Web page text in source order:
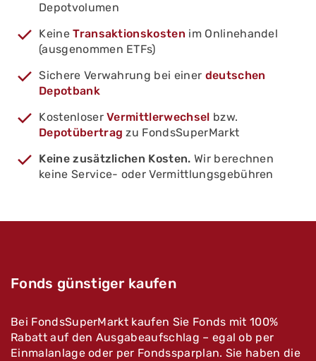
Depotvolumen
KeineTransaktionskosten im Onlinehandel
(ausgenommen ETFs)
Sichere Verwahrung bei einer deutschen
Depotbank
KostenloserVermittlerwechsel bzw.
Depotübertrag zu FondsSuperMarkt
Keine zusätzlichen Kosten. Wir berechnen
keine Service- oder Vermittlungsgebühren
Fonds günstiger kaufen
Bei FondsSuperMarkt kaufen Sie Fonds mit 100%
Rabatt auf den Ausgabeaufschlag – egal ob per
Einmalanlage oder per Fondssparplan. Sie haben die